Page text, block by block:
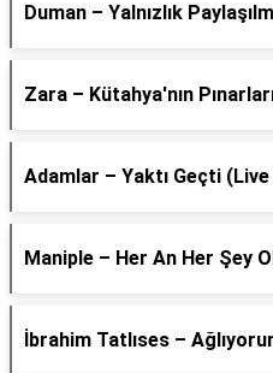
Duman – Yalnızlık
Zara – Kütahya'nın
Adamlar – Yaktı Geçti
Maniple – Her An Her Şey
İbrahim Tatlıses –